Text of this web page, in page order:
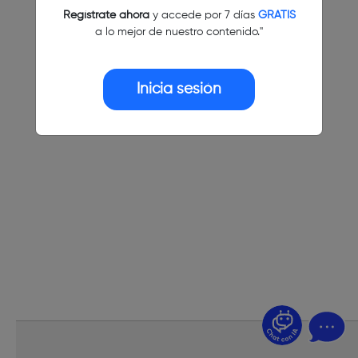
Regístrate ahoray accede por 7 días GRATIS
a lo mejor de nuestro contenido."
Inicia sesión